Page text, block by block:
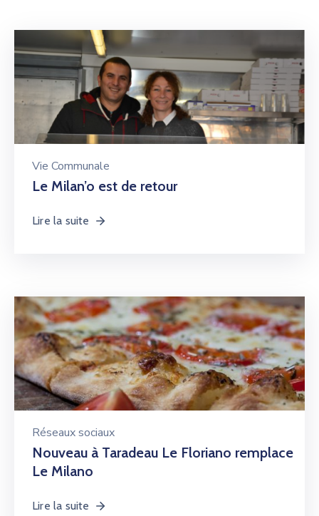
Vie Communale
Le Milan’o est de retour
Lire la suite
Réseaux sociaux
Nouveau à Taradeau Le Floriano remplace
Le Milano
Lire la suite